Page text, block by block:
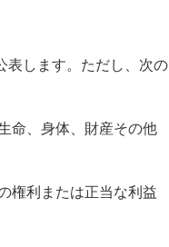
表します。ただし、次の
命、身体、財産その他
権利または正当な利益